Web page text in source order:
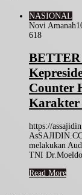
NASIONAL
Novi Amanah
618
BETTER
Counter
Karakter
https://
melakukan
TNI
Read More